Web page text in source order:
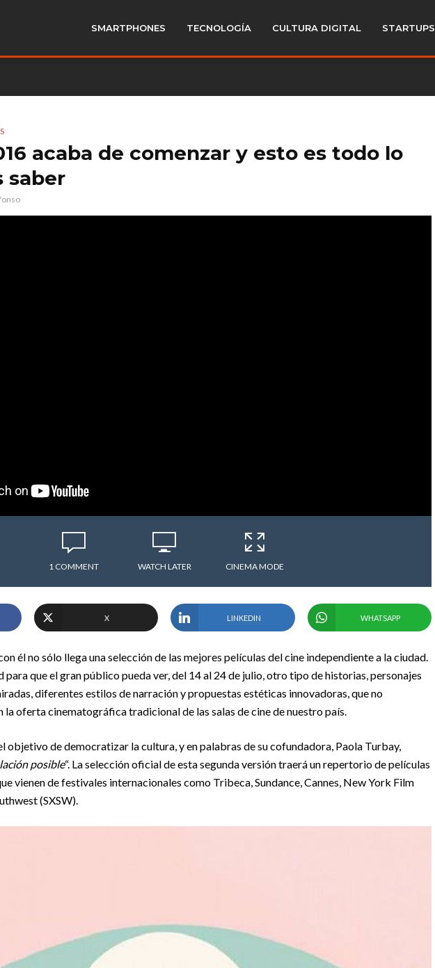
SMARTPHONES TECNOLOGÍA CULTURA DIGITAL STARTUPS
acaba de comenzar y esto es todo lo
saber
1 COMMENT WATCH LATER CINEMA MODE
X LINKEDIN WHATSAPP
él no sólo llega una selección de las mejores películas del cine independiente a la ciudad.
para que el gran público pueda ver, del 14 al 24 de julio, otro tipo de historias, personajes
diferentes estilos de narración y propuestas estéticas innovadoras, que no
la oferta cinematográfica tradicional de las salas de cine de nuestro país.
objetivo de democratizar la cultura, y en palabras de su cofundadora, Paola Turbay,
posible“. La selección oficial de esta segunda versión traerá un repertorio de películas
vienen de festivales internacionales como Tribeca, Sundance, Cannes, New York Film
(SXSW).